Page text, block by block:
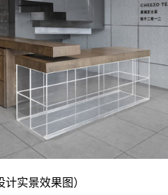
计实景效果图）